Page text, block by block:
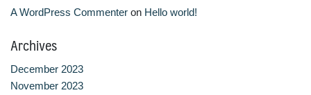
A WordPress Commenter on Hello world!
Archives
December 2023
November 2023